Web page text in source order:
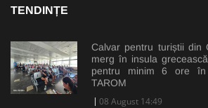
TENDINȚE
Calvar pentru turiștii din
merg în insula
pentru minim 6 ore în
TAROM
08 August 14:49